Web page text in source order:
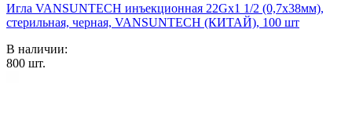
Игла VANSUNTECH инъекционная 22Gх1 1/2 (0,7х38мм),
стерильная, черная, VANSUNTECH (КИТАЙ), 100 шт
В наличии:
800 шт.